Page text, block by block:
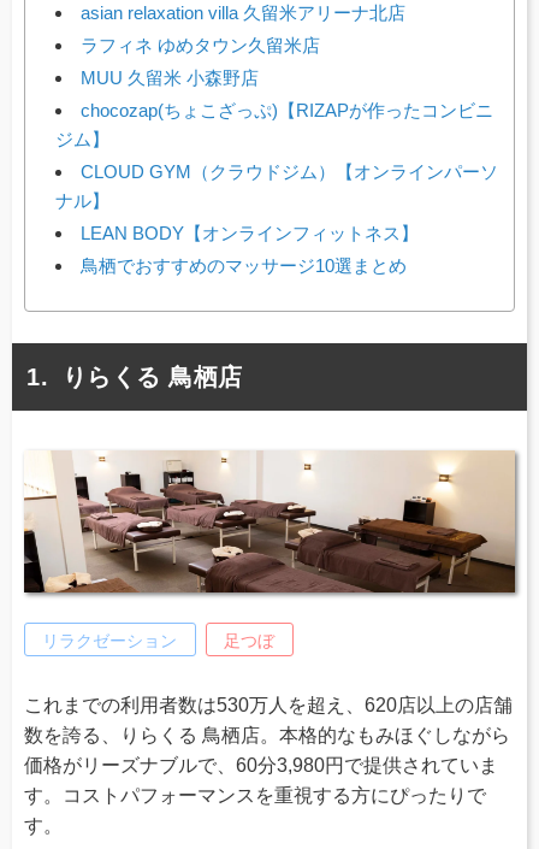
asian relaxation villa 久留米アリーナ北店
ラフィネ ゆめタウン久留米店
MUU 久留米 小森野店
chocozap(ちょこざっぷ)【RIZAPが作ったコンビニ
ジム】
CLOUD GYM（クラウドジム）【オンラインパーソ
ナル】
LEAN BODY【オンラインフィットネス】
鳥栖でおすすめのマッサージ10選まとめ
りらくる 鳥栖店
リラクゼーション 足つぼ
これまでの利用者数は530万人を超え、620店以上の店舗
数を誇る、りらくる 鳥栖店。本格的なもみほぐしながら
価格がリーズナブルで、60分3,980円で提供されていま
す。コストパフォーマンスを重視する方にぴったりで
す。